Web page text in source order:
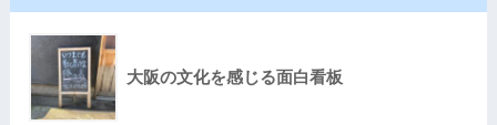
大阪の文化を感じる面白看板